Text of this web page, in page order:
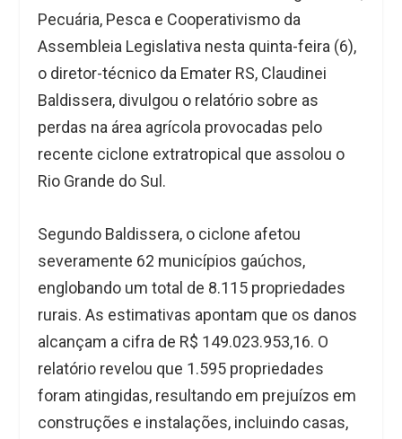
Pecuária, Pesca e Cooperativismo da
Assembleia Legislativa nesta quinta-feira (6),
o diretor-técnico da Emater RS, Claudinei
Baldissera, divulgou o relatório sobre as
perdas na área agrícola provocadas pelo
recente ciclone extratropical que assolou o
Rio Grande do Sul.
Segundo Baldissera, o ciclone afetou
severamente 62 municípios gaúchos,
englobando um total de 8.115 propriedades
rurais. As estimativas apontam que os danos
alcançam a cifra de R$ 149.023.953,16. O
relatório revelou que 1.595 propriedades
foram atingidas, resultando em prejuízos em
construções e instalações, incluindo casas,